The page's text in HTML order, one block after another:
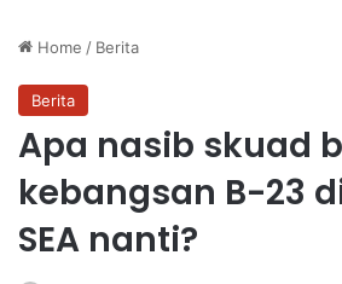
Home / Berita
Berita
Apa nasib skuad
kebangsan B-23
SEA nanti?